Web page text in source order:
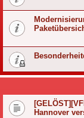
Hannover